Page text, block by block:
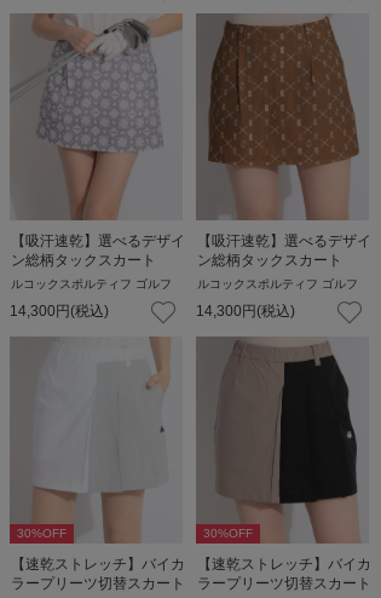
【吸汗速乾】選べるデザイ
ン総柄タックスカート
ルコックスポルティフ ゴルフ
14,300円(税込)
【吸汗速乾】選べるデザイ
ン総柄タックスカート
ルコックスポルティフ ゴルフ
14,300円(税込)
30%OFF
【速乾ストレッチ】バイカ
ラープリーツ切替スカート
30%OFF
【速乾ストレッチ】バイカ
ラープリーツ切替スカート